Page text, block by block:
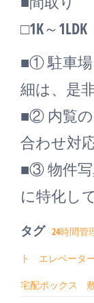
□1K～1LDK
■① 駐車
細は、是
■② 内覧の
合わせ対
■③ 物件写
に特化し
タグ 24時間管
ト エレベータ
宅配ボックス